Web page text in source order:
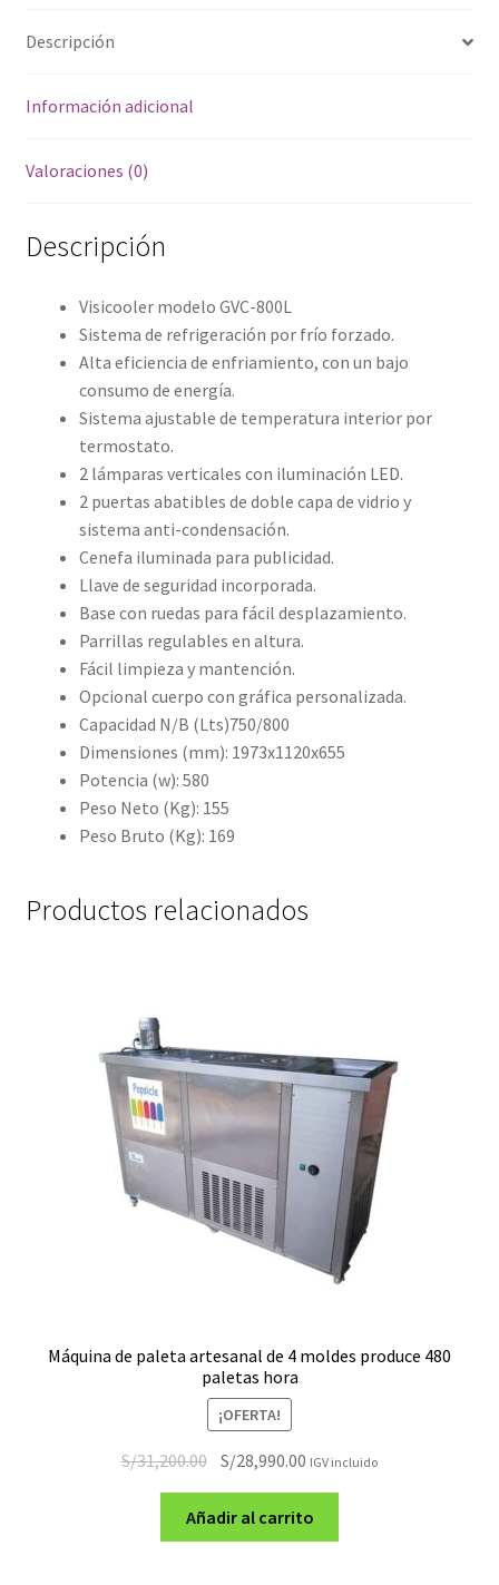
Descripción
Información adicional
Valoraciones (0)
Descripción
Visicooler modelo GVC-800L
Sistema de refrigeración por frío forzado.
Alta eficiencia de enfriamiento, con un bajo
consumo de energía.
Sistema ajustable de temperatura interior por
termostato.
2 lámparas verticales con iluminación LED.
2 puertas abatibles de doble capa de vidrio y
sistema anti-condensación.
Cenefa iluminada para publicidad.
Llave de seguridad incorporada.
Base con ruedas para fácil desplazamiento.
Parrillas regulables en altura.
Fácil limpieza y mantención.
Opcional cuerpo con gráfica personalizada.
Capacidad N/B (Lts)750/800
Dimensiones (mm): 1973x1120x655
Potencia (w): 580
Peso Neto (Kg): 155
Peso Bruto (Kg): 169
Productos relacionados
Máquina de paleta artesanal de 4 moldes produce 480
paletas hora
¡OFERTA!
S/31,200.00 El
original
era:
S/28,990.00 El
actual
es:
IGV incluido
Añadir al carrito